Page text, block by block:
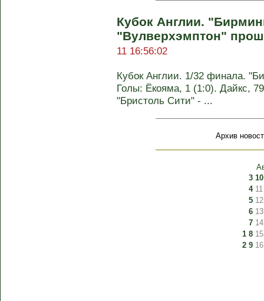
Кубок Англии.
"Вулверхэмптон"
11 16:56:02
Кубок Англии. 1/32 финала.
Голы: Ёкояма, 1 (1:0). Дайкс,
"Бристоль Сити" - ...
Архив
3 10
4 11
5 12
6 13
7 14
1 8 15
2 9 16